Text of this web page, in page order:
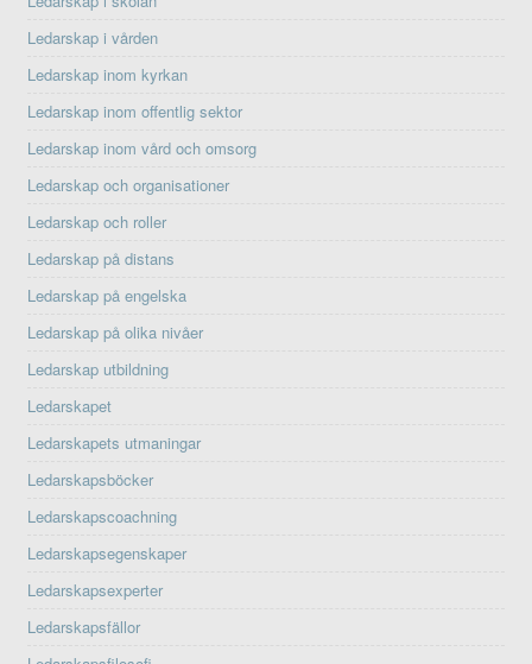
Ledarskap i vården
Ledarskap inom kyrkan
Ledarskap inom offentlig sektor
Ledarskap inom vård och omsorg
Ledarskap och organisationer
Ledarskap och roller
Ledarskap på distans
Ledarskap på engelska
Ledarskap på olika nivåer
Ledarskap utbildning
Ledarskapet
Ledarskapets utmaningar
Ledarskapsböcker
Ledarskapscoachning
Ledarskapsegenskaper
Ledarskapsexperter
Ledarskapsfällor